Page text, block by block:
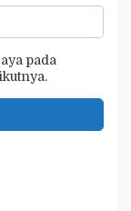
pada